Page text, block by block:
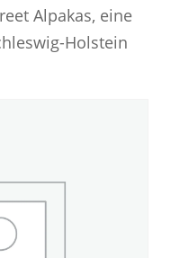
Alpakas, eine
Holstein